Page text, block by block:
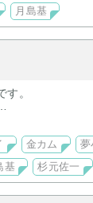
月島基
。
リジナル
ラ出ます。現
のは見やすいよ
金カム 夢
基 杉元佐一